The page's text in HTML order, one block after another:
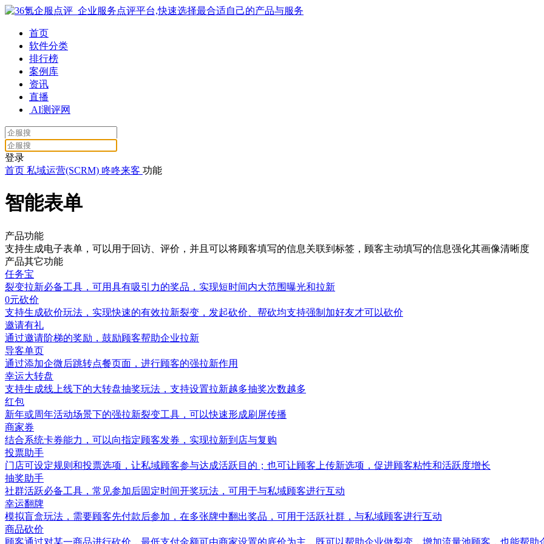
首页
软件分类
排行榜
案例库
资讯
直播
AI测评网
登录
首页 私域运营(SCRM) 咚咚来客 功能
智能表单
产品功能
支持生成电子表单，可以用于回访、评价，并且可以将顾客填写的信息关联到标签，顾客主动填写的信息强化其画像清晰度
产品其它功能
任务宝
裂变拉新必备工具，可用具有吸引力的奖品，实现短时间内大范围曝光和拉新
0元砍价
支持生成砍价玩法，实现快速的有效拉新裂变，发起砍价、帮砍均支持强制加好友才可以砍价
邀请有礼
通过邀请阶梯的奖励，鼓励顾客帮助企业拉新
导客单页
通过添加企微后跳转点餐页面，进行顾客的强拉新作用
幸运大转盘
支持生成线上线下的大转盘抽奖玩法，支持设置拉新越多抽奖次数越多
红包
新年或周年活动场景下的强拉新裂变工具，可以快速形成刷屏传播
商家券
结合系统卡券能力，可以向指定顾客发券，实现拉新到店与复购
投票助手
门店可设定规则和投票选项，让私域顾客参与达成活跃目的；也可让顾客上传新选项，促进顾客粘性和活跃度增长
抽奖助手
社群活跃必备工具，常见参加后固定时间开奖玩法，可用于与私域顾客进行互动
幸运翻牌
模拟盲盒玩法，需要顾客先付款后参加，在多张牌中翻出奖品，可用于活跃社群，与私域顾客进行互动
商品砍价
顾客通过对某一商品进行砍价，最低支付金额可由商家设置的底价为主，既可以帮助企业做裂变，增加流量池顾客，也能帮助